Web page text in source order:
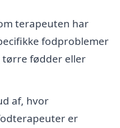
terapeuten har
fodproblemer
tørre fødder eller
af, hvor
er